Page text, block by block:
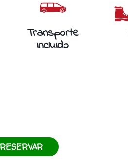
Transporte
incluido
RESERVAR